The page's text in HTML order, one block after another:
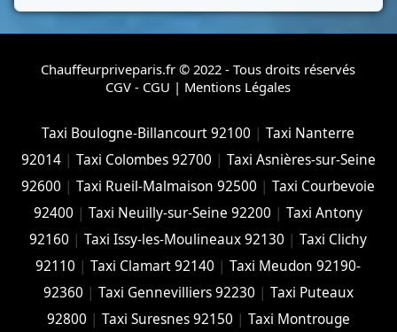
Chauffeurpriveparis.fr © 2022 - Tous droits réservés
CGV - CGU | Mentions Légales
Taxi Boulogne-Billancourt 92100 |Taxi Nanterre
92014| Taxi Colombes 92700 | Taxi Asnières-sur-Seine
92600 |Taxi Rueil-Malmaison 92500 |Taxi Courbevoie
92400 |Taxi Neuilly-sur-Seine 92200 |Taxi Antony
92160 |Taxi Issy-les-Moulineaux 92130 |Taxi Clichy
92110 |Taxi Clamart 92140 |Taxi Meudon 92190-
92360 | Taxi Gennevilliers 92230 | Taxi Puteaux
92800 | Taxi Suresnes 92150 | Taxi Montrouge